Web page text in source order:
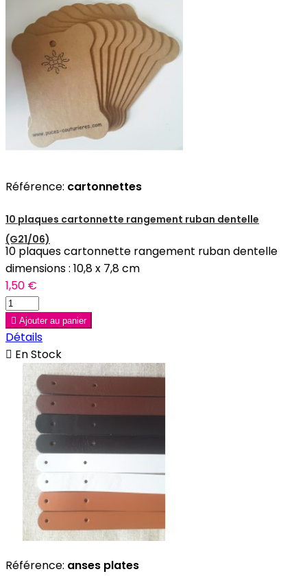
Référence: cartonnettes
10 plaques cartonnette rangement ruban dentelle
(G21/06)
10 plaques cartonnette rangement ruban dentelle
dimensions : 10,8 x 7,8 cm
1,50 €
 Ajouter au panier
Détails
 En Stock
Référence: anses plates